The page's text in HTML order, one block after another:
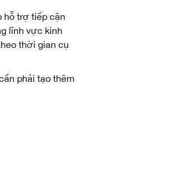
hỗ trợ tiếp cận
lĩnh vực kinh
thời gian cụ
phải tạo thêm